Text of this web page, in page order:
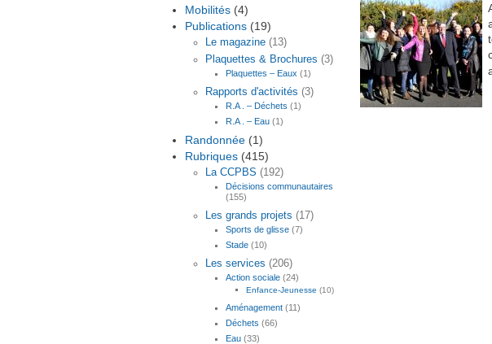
Mobilités (4)
Publications (19)
Le magazine (13)
Plaquettes & Brochures (3)
Plaquettes – Eaux (1)
Rapports d'activités (3)
R.A . – Déchets (1)
R.A . – Eau (1)
Randonnée (1)
Rubriques (415)
La CCPBS (192)
Décisions communautaires
(155)
Les grands projets (17)
Sports de glisse (7)
Stade (10)
Les services (206)
Action sociale (24)
Enfance-Jeunesse (10)
Aménagement (11)
Déchets (66)
Eau (33)